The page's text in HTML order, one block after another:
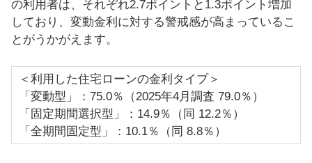
の利用者は、それぞれ2.7ポイントと1.3ポイント増加
しており、変動金利に対する警戒感が高まっているこ
とがうかがえます。
＜利用した住宅ローンの金利タイプ＞
「変動型」：75.0％（2025年4月調査 79.0％）
「固定期間選択型」：14.9％（同 12.2％）
「全期間固定型」：10.1％（同 8.8％）